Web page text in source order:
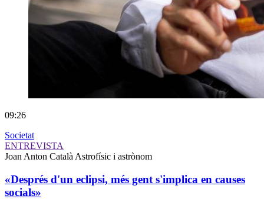
09:26
Societat
ENTREVISTA
Joan Anton Català Astrofísic i astrònom
«Després d'un eclipsi, més gent s'implica en causes
socials»